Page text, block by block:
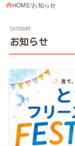
HOME お知らせ
お知らせ